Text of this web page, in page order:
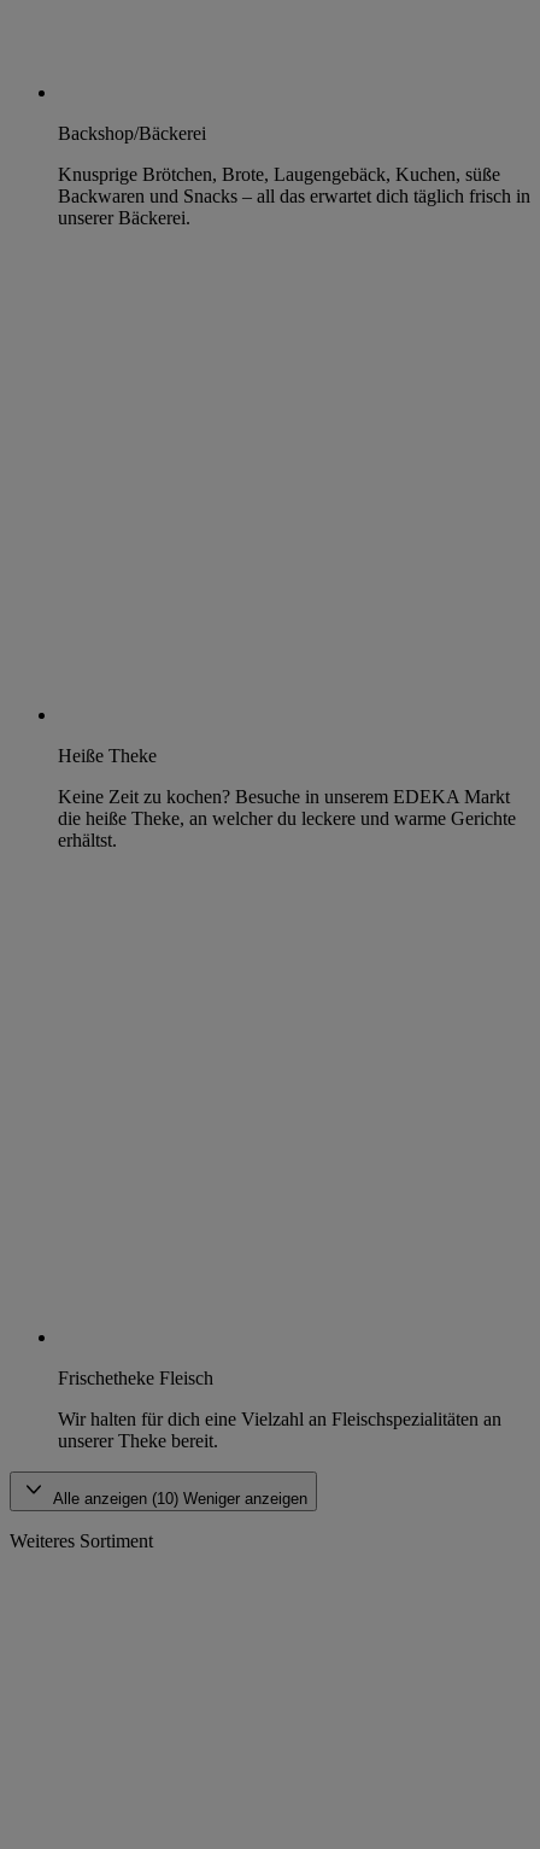
Backshop/Bäckerei
Knusprige Brötchen, Brote, Laugengebäck, Kuchen, süße
Backwaren und Snacks – all das erwartet dich täglich frisch in
unserer Bäckerei.
Heiße Theke
Keine Zeit zu kochen? Besuche in unserem EDEKA Markt
die heiße Theke, an welcher du leckere und warme Gerichte
erhältst.
Frischetheke Fleisch
Wir halten für dich eine Vielzahl an Fleischspezialitäten an
unserer Theke bereit.
Alle anzeigen (10) Weniger anzeigen
Weiteres Sortiment